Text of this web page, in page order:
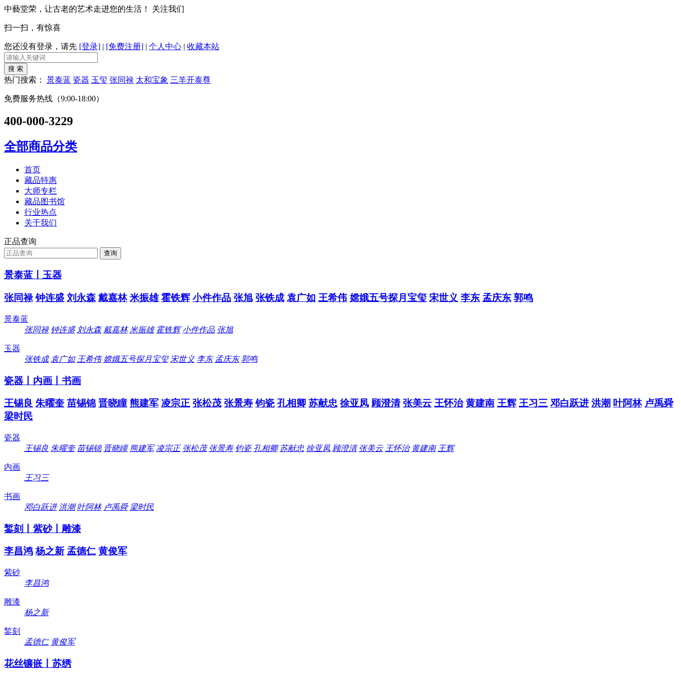
中藝堂荣，让古老的艺术走进您的生活！ 关注我们
扫一扫，有惊喜
您还没有登录，请先 [登录] | [免费注册] | 个人中心 | 收藏本站
热门搜索： 景泰蓝 瓷器 玉玺 张同禄 太和宝象 三羊开泰尊
免费服务热线（9:00-18:00）
400-000-3229
全部商品分类
首页
藏品特惠
大师专栏
藏品图书馆
行业热点
关于我们
正品查询
景泰蓝丨玉器
张同禄 钟连盛 刘永森 戴嘉林 米振雄 霍铁辉 小件作品 张旭 张铁成 袁广如 王希伟 嫦娥五号探月宝玺 宋世义 李东 孟庆东 郭鸣
景泰蓝
张同禄 钟连盛 刘永森 戴嘉林 米振雄 霍铁辉 小件作品 张旭
玉器
张铁成 袁广如 王希伟 嫦娥五号探月宝玺 宋世义 李东 孟庆东 郭鸣
瓷器丨内画丨书画
王锡良 朱曜奎 苗锡锦 晋晓瞳 熊建军 凌宗正 张松茂 张景寿 钧瓷 孔相卿 苏献忠 徐亚凤 顾澄清 张美云 王怀治 黄建南 王辉 王习三 邓白跃进 洪潮 叶阿林 卢禹舜
梁时民
瓷器
王锡良 朱曜奎 苗锡锦 晋晓瞳 熊建军 凌宗正 张松茂 张景寿 钧瓷 孔相卿 苏献忠 徐亚凤 顾澄清 张美云 王怀治 黄建南 王辉
内画
王习三
书画
邓白跃进 洪潮 叶阿林 卢禹舜 梁时民
錾刻丨紫砂丨雕漆
李昌鸿 杨之新 孟德仁 黄俊军
紫砂
李昌鸿
雕漆
杨之新
錾刻
孟德仁 黄俊军
花丝镶嵌丨苏绣